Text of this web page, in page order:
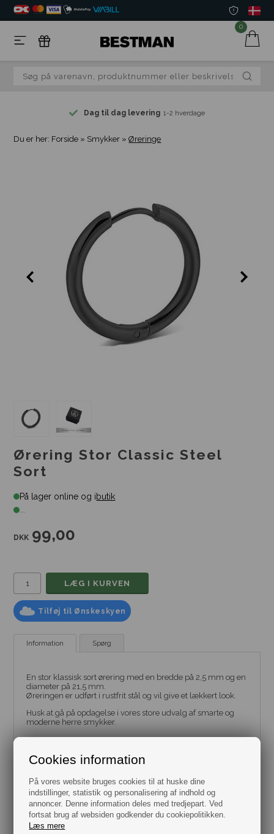
Cookies information
På vores website bruges cookies til at huske dine
indstillinger, statistik og personalisering af indhold og
annoncer. Denne information deles med tredjepart. Ved
fortsat brug af websiden godkender du cookiepolitikken.
Læs mere
0
Dag til dag levering 1-2 hverdage
Du er her: Forside » Smykker »Øreringe
Ørering Stor Classic Steel
Sort
På lager online og ibutik
...
DKK 99,00
Tilføj til Ønskeskyen
Information Spørg
En stor klassisk sort ørering med en bredde på 2,5 mm og en
diameter på 21,5 mm.
Øreringen er udført i rustfrit stål og vil give et lækkert look.
Husk at gå på opdagelse i vores store udvalg af smarte og
moderne herre smykker.
Leveres i gaveæske.
Materiale rustfrit stål.
Hurtig levering.
Mål:
Diameter 21,5mm, indvendig mål 16mm
Bredde 2,5 mm